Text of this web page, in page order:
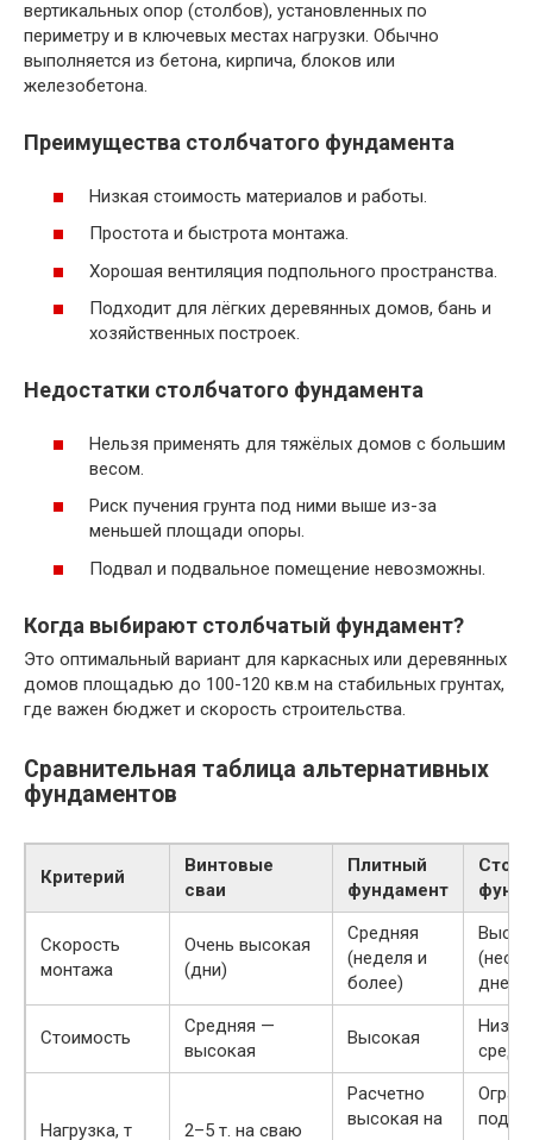
вертикальных опор (столбов), установленных по
периметру и в ключевых местах нагрузки. Обычно
выполняется из бетона, кирпича, блоков или
железобетона.
Преимущества столбчатого фундамента
Низкая стоимость материалов и работы.
Простота и быстрота монтажа.
Хорошая вентиляция подпольного пространства.
Подходит для лёгких деревянных домов, бань и
хозяйственных построек.
Недостатки столбчатого фундамента
Нельзя применять для тяжёлых домов с большим
весом.
Риск пучения грунта под ними выше из-за
меньшей площади опоры.
Подвал и подвальное помещение невозможны.
Когда выбирают столбчатый фундамент?
Это оптимальный вариант для каркасных или деревянных
домов площадью до 100-120 кв.м на стабильных грунтах,
где важен бюджет и скорость строительства.
Сравнительная таблица альтернативных
фундаментов
Критерий
Винтовые
сваи
Плитный
фундамент
Скорость
монтажа
Очень высокая
(дни)
Средняя
(неделя и
более)
дней)
Стоимость
Средняя —
высокая
Высокая
Нагрузка, т 2–5 т. на сваю
Расчетно
высокая на